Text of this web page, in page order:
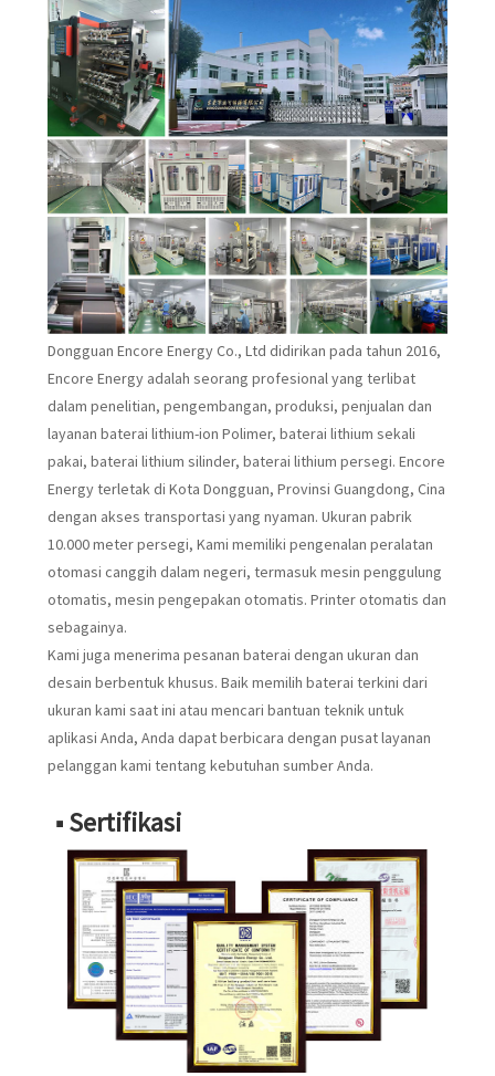
Dongguan Encore Energy Co., Ltd didirikan pada tahun 2016,
Encore Energy adalah seorang profesional yang terlibat
dalam penelitian, pengembangan, produksi, penjualan dan
layanan baterai lithium-ion Polimer, baterai lithium sekali
pakai, baterai lithium silinder, baterai lithium persegi. Encore
Energy terletak di Kota Dongguan, Provinsi Guangdong, Cina
dengan akses transportasi yang nyaman. Ukuran pabrik
10.000 meter persegi, Kami memiliki pengenalan peralatan
otomasi canggih dalam negeri, termasuk mesin penggulung
otomatis, mesin pengepakan otomatis. Printer otomatis dan
sebagainya.
Kami juga menerima pesanan baterai dengan ukuran dan
desain berbentuk khusus. Baik memilih baterai terkini dari
ukuran kami saat ini atau mencari bantuan teknik untuk
aplikasi Anda, Anda dapat berbicara dengan pusat layanan
pelanggan kami tentang kebutuhan sumber Anda.
■ Sertifikasi